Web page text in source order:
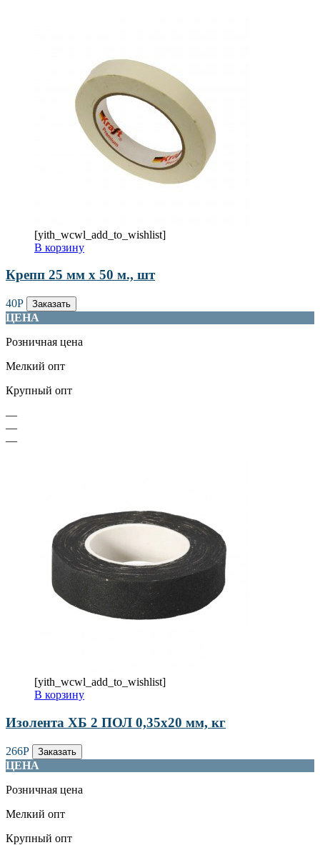
[yith_wcwl_add_to_wishlist]
В корзину
Крепп 25 мм х 50 м., шт
40Р Заказать
ЦЕНА
Розничная цена
Мелкий опт
Крупный опт
—
—
—
[yith_wcwl_add_to_wishlist]
В корзину
Изолента ХБ 2 ПОЛ 0,35х20 мм, кг
266Р Заказать
ЦЕНА
Розничная цена
Мелкий опт
Крупный опт